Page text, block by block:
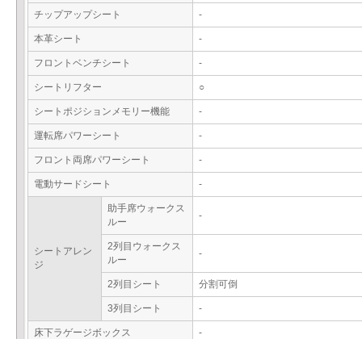
チップアップシート -
本革シート -
フロントベンチシート -
シートリフター ○
シートポジションメモリー機能 -
運転席パワーシート -
フロント両席パワーシート -
電動サードシート -
シートアレン
ジ
助手席ウォークス
ルー
-
2列目ウォークス
ルー
-
2列目シート 分割可倒
3列目シート -
床下ラゲージボックス -